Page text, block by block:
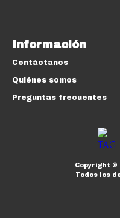
Información
Contáctanos
Quiénes somos
Preguntas frecuentes
Copyright ©
Todos los